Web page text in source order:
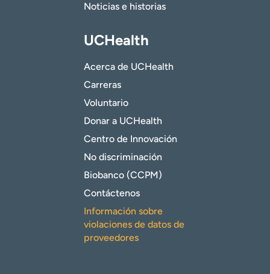
Noticias e historias
UCHealth
Acerca de UCHealth
Carreras
Voluntario
Donar a UCHealth
Centro de Innovación
No discriminación
Biobanco (CCPM)
Contáctenos
Información sobre
violaciones de datos de
proveedores